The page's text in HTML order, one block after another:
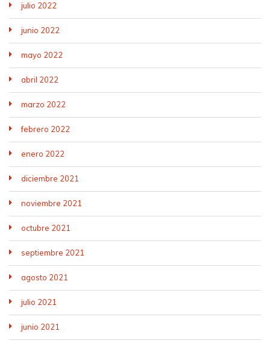
julio 2022
junio 2022
mayo 2022
abril 2022
marzo 2022
febrero 2022
enero 2022
diciembre 2021
noviembre 2021
octubre 2021
septiembre 2021
agosto 2021
julio 2021
junio 2021